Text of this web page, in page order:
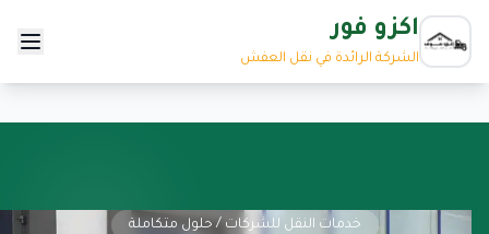
اكزو فور
الشركة الرائدة في نقل العفش
خدمات النقل للشركات / حلول متكاملة